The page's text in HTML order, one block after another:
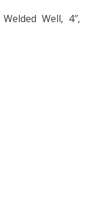
Well, 4″,